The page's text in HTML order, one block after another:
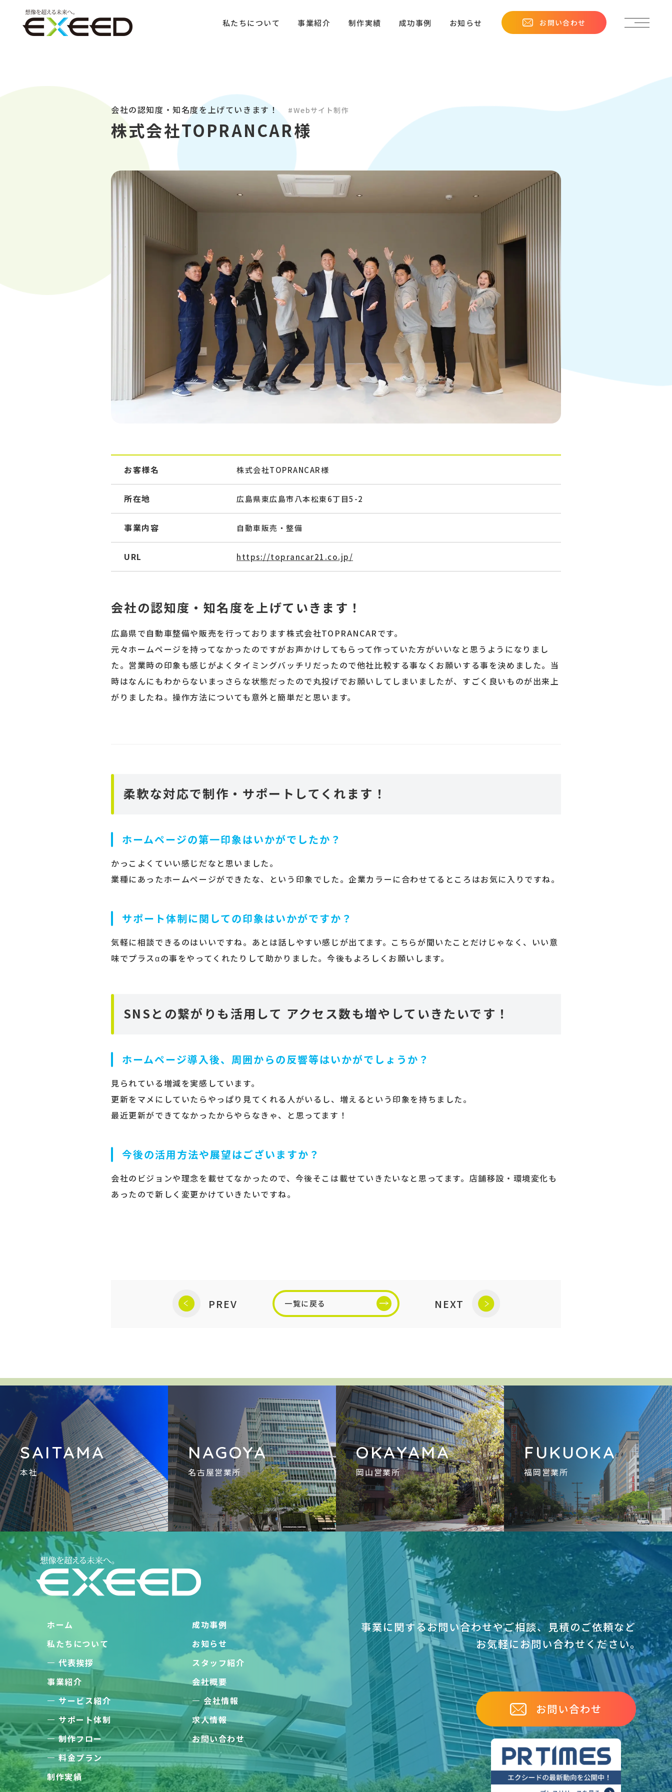
私たちについて 事業紹介 制作実績 成功事例 お知らせ お問い合わせ
会社の認知度・知名度を上げていきます！ #Webサイト制作
株式会社TOPRANCAR様
お客様名 株式会社TOPRANCAR様
所在地 広島県東広島市八本松東6丁目5-2
事業内容 自動車販売・整備
URL https://toprancar21.co.jp/
会社の認知度・知名度を上げていきます！
広島県で自動車整備や販売を行っております株式会社TOPRANCARです。
元々ホームページを持ってなかったのですがお声かけしてもらって作っていた方がいいなと思うようになりまし
た。営業時の印象も感じがよくタイミングバッチリだったので他社比較する事なくお願いする事を決めました。当
時はなんにもわからないまっさらな状態だったので丸投げでお願いしてしまいましたが、すごく良いものが出来上
がりましたね。操作方法についても意外と簡単だと思います。
柔軟な対応で制作・サポートしてくれます！
ホームページの第一印象はいかがでしたか？
かっこよくていい感じだなと思いました。
業種にあったホームページができたな、という印象でした。企業カラーに合わせてるところはお気に入りですね。
サポート体制に関しての印象はいかがですか？
気軽に相談できるのはいいですね。あとは話しやすい感じが出てます。こちらが聞いたことだけじゃなく、いい意
味でプラスαの事をやってくれたりして助かりました。今後もよろしくお願いします。
SNSとの繋がりも活用して アクセス数も増やしていきたいです！
ホームページ導入後、周囲からの反響等はいかがでしょうか？
見られている増減を実感しています。
更新をマメにしていたらやっぱり見てくれる人がいるし、増えるという印象を持ちました。
最近更新ができてなかったからやらなきゃ、と思ってます！
今後の活用方法や展望はございますか？
会社のビジョンや理念を載せてなかったので、今後そこは載せていきたいなと思ってます。店舗移設・環境変化も
あったので新しく変更かけていきたいですね。
PREV 一覧に戻る NEXT
SAITAMA
本社
NAGOYA
名古屋営業所
OKAYAMA
岡山営業所
FUKUOKA
福岡営業所
ホーム
私たちについて
代表挨拶
事業紹介
サービス紹介
サポート体制
制作フロー
料金プラン
制作実績
成功事例
お知らせ
スタッフ紹介
会社概要
会社情報
求人情報
お問い合わせ
事業に関するお問い合わせやご相談、見積のご依頼など
お気軽にお問い合わせください｡
お問い合わせ